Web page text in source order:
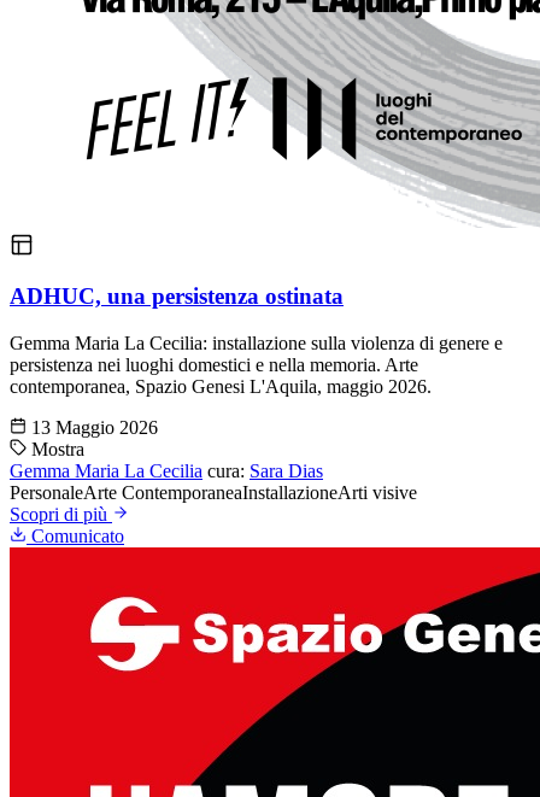
ADHUC, una persistenza ostinata
Gemma Maria La Cecilia: installazione sulla violenza di genere e
persistenza nei luoghi domestici e nella memoria. Arte
contemporanea, Spazio Genesi L'Aquila, maggio 2026.
13 Maggio 2026
Mostra
Gemma Maria La Cecilia cura: Sara Dias
PersonaleArte ContemporaneaInstallazioneArti visive
Scopri di più
Comunicato